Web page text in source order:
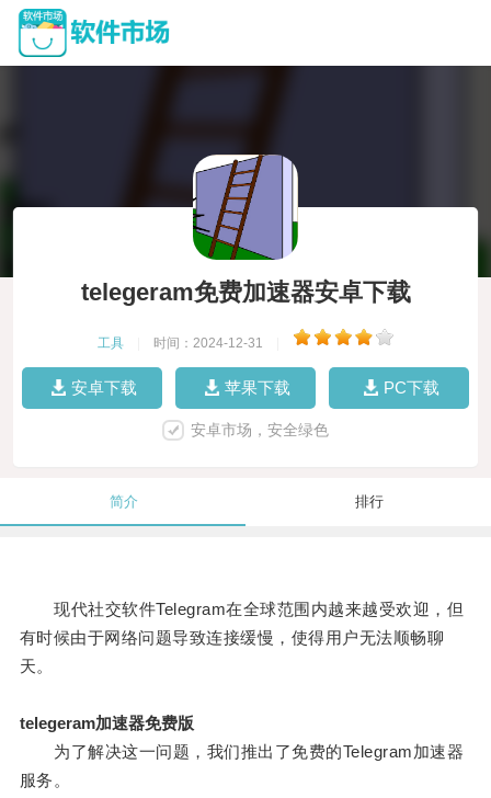
telegeram免费加速器安卓下载
工具 时间：2024-12-31
安卓下载 苹果下载 PC下载
安卓市场，安全绿色
简介 排行
现代社交软件Telegram在全球范围内越来越受欢迎，但
有时候由于网络问题导致连接缓慢，使得用户无法顺畅聊
天。
telegeram加速器免费版
为了解决这一问题，我们推出了免费的Telegram加速器
服务。